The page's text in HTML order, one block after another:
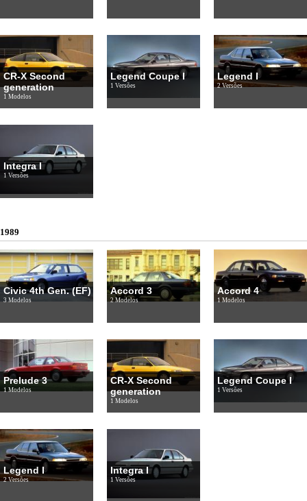
CR-X Second
generation
1 Modelos
Legend Coupe I
1 Versões
Legend I
2 Versões
Integra I
1 Versões
1989
Civic 4th Gen. (EF)
3 Modelos
Accord 3
2 Modelos
Accord 4
1 Modelos
Prelude 3
1 Modelos
CR-X Second
generation
1 Modelos
Legend Coupe I
1 Versões
Legend I
2 Versões
Integra I
1 Versões